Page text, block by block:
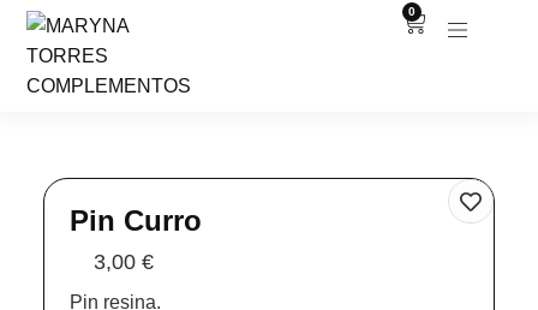
0
Pin Curro
3,00€
Pin resina.